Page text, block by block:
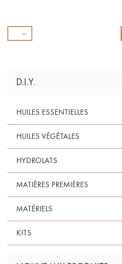
D.I.Y.
HUILES ESSENTIELLES
HUILES VÉGÉTALES
HYDROLATS
MATIÈRES PREMIÈRES
MATÉRIELS
KITS
